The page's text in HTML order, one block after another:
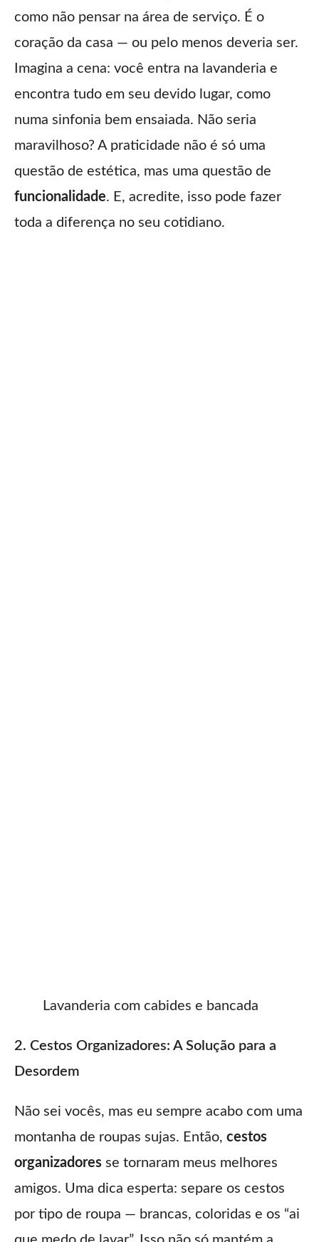
como não pensar na área de serviço. É o
coração da casa — ou pelo menos deveria ser.
Imagina a cena: você entra na lavanderia e
encontra tudo em seu devido lugar, como
numa sinfonia bem ensaiada. Não seria
maravilhoso? A praticidade não é só uma
questão de estética, mas uma questão de
funcionalidade. E, acredite, isso pode fazer
toda a diferença no seu cotidiano.
Lavanderia com cabides e bancada
2. Cestos Organizadores: A Solução para a
Desordem
Não sei vocês, mas eu sempre acabo com uma
montanha de roupas sujas. Então, cestos
organizadores se tornaram meus melhores
amigos. Uma dica esperta: separe os cestos
por tipo de roupa — brancas, coloridas e os “ai